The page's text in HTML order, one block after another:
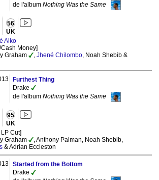
de l'album Nothing Was the Same
56
UK
Aiko
Money]
Graham
Jhené Chilombo , Noah Shebib &
Furthest Thing
Drake
de l'album Nothing Was the Same
95
UK
Cut]
Graham
, Anthony Palman, Noah Shebib,
& Adrian Eccleston
Started from the Bottom
Drake